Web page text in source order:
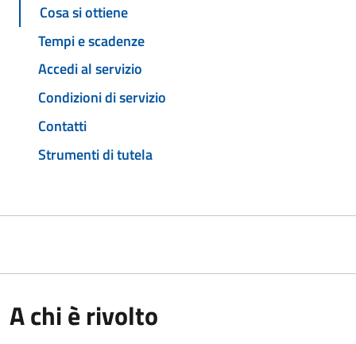
Cosa si ottiene
Tempi e scadenze
Accedi al servizio
Condizioni di servizio
Contatti
Strumenti di tutela
A chi è rivolto